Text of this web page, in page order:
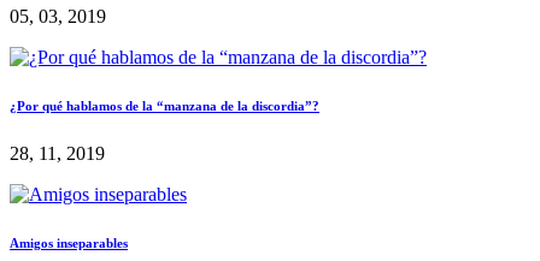
05, 03, 2019
¿Por qué hablamos de la “manzana de la discordia”?
28, 11, 2019
Amigos inseparables